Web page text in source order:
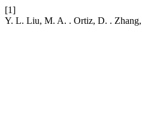
[1]
Y. L. Liu, M. A. . Ortiz, D. . Zhang,